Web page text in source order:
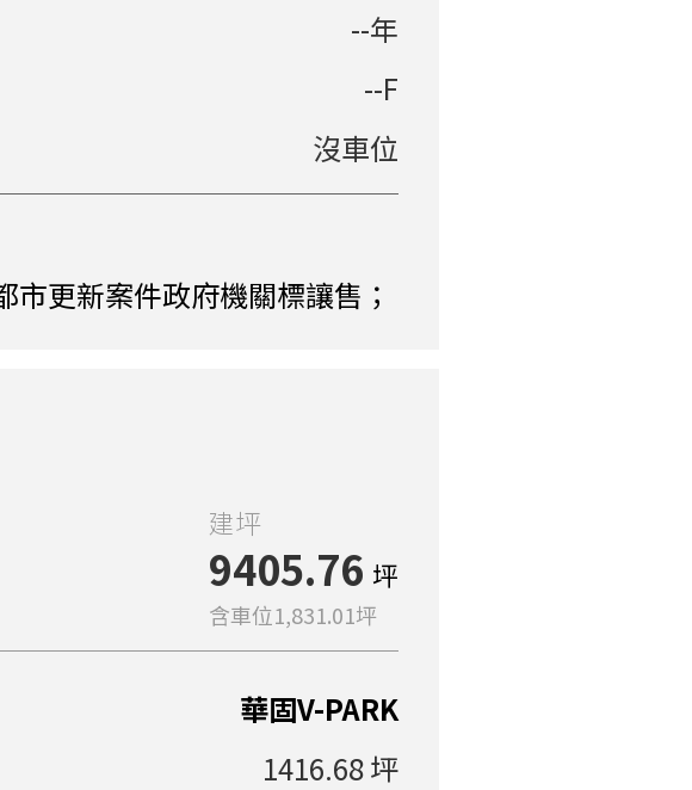
--年
--F
沒車位
更新案件政府機關標讓售；
建坪
9405.76 坪
含車位1,831.01坪
華固V-PARK
1416.68 坪